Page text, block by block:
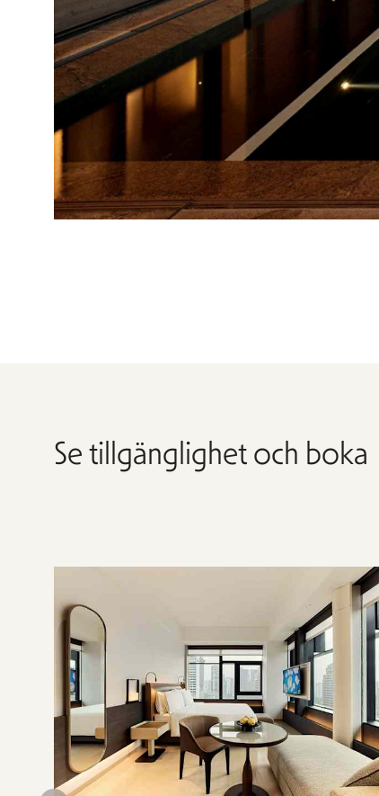
Se tillgänglighet och boka